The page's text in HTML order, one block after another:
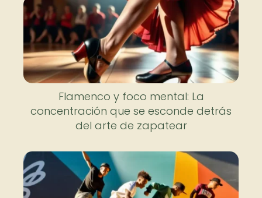
Flamenco y foco mental: La
concentración que se esconde detrás
del arte de zapatear